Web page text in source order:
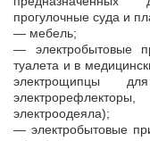
прогулочные суда и
— мебель;
— электробытовые
туалета и в
электрощипцы
электроодеяла);
— электробытовые